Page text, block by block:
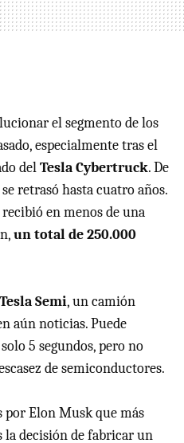
el segmento de los
especialmente tras el
delTesla Cybertruck. De
retrasó hasta cuatro años.
recibió en menos de una
un total de 250.000
Tesla Semi, un camión
aún noticias. Puede
5 segundos, pero no
de semiconductores.
por Elon Musk que más
la decisión de fabricar un